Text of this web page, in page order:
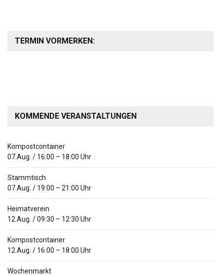
TERMIN VORMERKEN:
KOMMENDE VERANSTALTUNGEN
Kompostcontainer
07.Aug. / 16:00 – 18:00 Uhr
Stammtisch
07.Aug. / 19:00 – 21:00 Uhr
Heimatverein
12.Aug. /09:30 – 12:30 Uhr
Kompostcontainer
12.Aug. / 16:00 – 18:00 Uhr
Wochenmarkt